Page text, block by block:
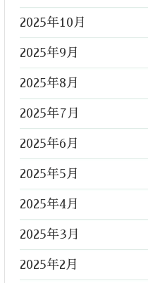
2025年10月
2025年9月
2025年8月
2025年7月
2025年6月
2025年5月
2025年4月
2025年3月
2025年2月